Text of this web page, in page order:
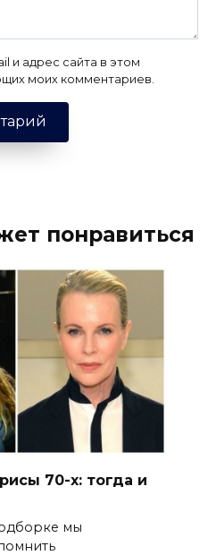
и адрес сайта в этом
моих комментариев.
понравиться
70-х: тогда и
мы